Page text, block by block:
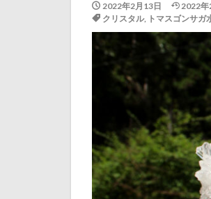
2022年2月13日 2022年
クリスタル, トマスゴンサガ